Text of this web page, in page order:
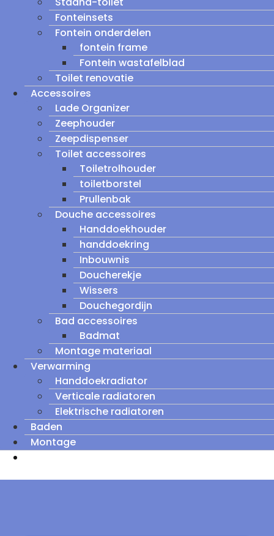
Fonteinsets
Fontein onderdelen
fontein frame
Fontein wastafelblad
Toilet renovatie
Accessoires
Lade Organizer
Zeephouder
Zeepdispenser
Toilet accessoires
Toiletrolhouder
toiletborstel
Prullenbak
Douche accessoires
Handdoekhouder
handdoekring
Inbouwnis
Doucherekje
Wissers
Douchegordijn
Bad accessoires
Badmat
Montage materiaal
Verwarming
Handdoekradiator
Verticale radiatoren
Elektrische radiatoren
Baden
Montage